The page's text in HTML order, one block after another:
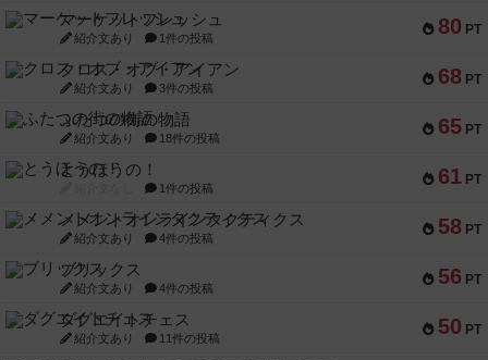
80 PT
マーケットフレッシュ
紹介文あり 1件の投稿
68 PT
クロス・オブ・アイアン
紹介文あり 3件の投稿
65 PT
ふたつの街の物語
紹介文あり 18件の投稿
61 PT
とうほうの！
1件の投稿
58 PT
メメントオンラインタクティクス
紹介文あり 4件の投稿
56 PT
ブリックス
紹介文あり 4件の投稿
50 PT
ダグエイトチェス
紹介文あり 11件の投稿